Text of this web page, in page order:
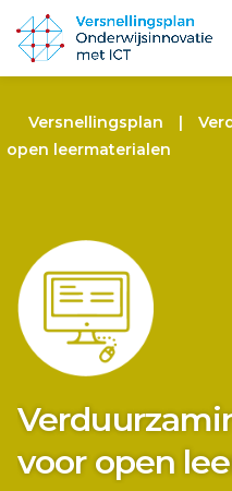
Versnellingsplan |
open leermaterialen
voor open